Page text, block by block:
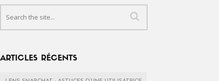
ARTICLES RÉCENTS